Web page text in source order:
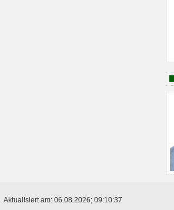
Aktualisiert am: 06.08.2026; 09:10:37